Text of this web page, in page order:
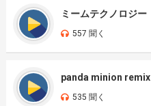
ミームテクノロジー
557 聞く
panda minion remix
535 聞く